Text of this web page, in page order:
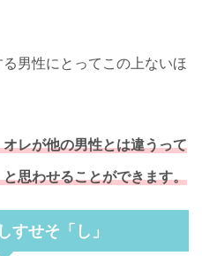
男性にとってこの上ないほ
レが他の男性とは違うって
思わせることができます。
すせそ「し」